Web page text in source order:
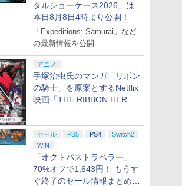
タルショーケース2026」は
本日8月8日4時より公開！
「Expeditions: Samurai」など
の最新情報を公開
アニメ
手塚治虫氏のマンガ「リボン
の騎士」を原案とするNetflix
映画「THE RIBBON HERO
セール PS5 PS4
Switch2
WIN
「オクトパストラベラー」
70%オフで1,643円！ もうす
ぐ終了のセール情報まとめ